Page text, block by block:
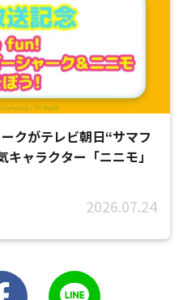
クがテレビ朝日“サマフ
ャラクター「ニニモ」
2026.07.24